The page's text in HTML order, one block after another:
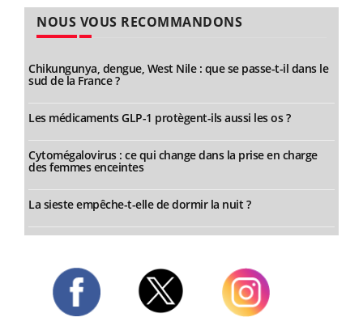
NOUS VOUS RECOMMANDONS
Chikungunya, dengue, West Nile : que se passe-t-il dans le
sud de la France ?
Les médicaments GLP-1 protègent-ils aussi les os ?
Cytomégalovirus : ce qui change dans la prise en charge
des femmes enceintes
La sieste empêche-t-elle de dormir la nuit ?